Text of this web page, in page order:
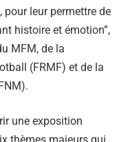
leur permettre de
histoire et émotion”,
MFM, de la
(FRMF) et de la
une exposition